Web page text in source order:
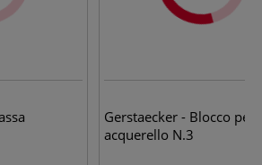
Gerstaecker - Blocco per
acquerello N.3